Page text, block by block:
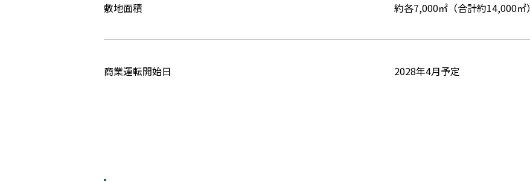
敷地面積 約各7,000㎡（合計約14,000㎡）
商業運転開始日 2028年4月予定